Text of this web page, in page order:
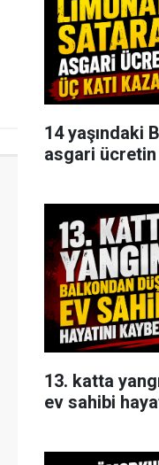
14 yaşındaki
asgari ücretin
13. katta
ev sahibi